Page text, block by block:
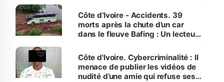
Côte d’Ivoire - Accidents. 39
morts après la chute d’un car
dans le fleuve Bafing : Un lecteur
des Transports
Côte d'Ivoire. Cybercriminalité : Il
menace de publier les vidéos de
nudité d’une amie qui refuse ses